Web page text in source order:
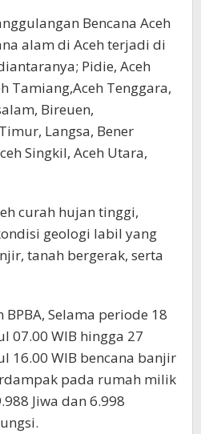
Bencana Aceh
alam di Aceh terjadi di
Pidie, Aceh
Tamiang,Aceh Tenggara,
Bireuen,
Langsa, Bener
Singkil, Aceh Utara,
curah hujan tinggi,
geologi labil yang
tanah bergerak, serta
Selama periode 18
07.00 WIB hingga 27
16.00 WIB bencana banjir
pada rumah milik
Jiwa dan 6.998